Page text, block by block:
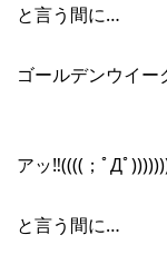
と言う間に…
ゴールデンウイー
アッ‼︎((((；ﾟДﾟ
と言う間に…